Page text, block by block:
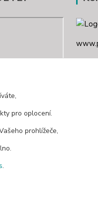
pro oplocení.
prohlížeče,
.